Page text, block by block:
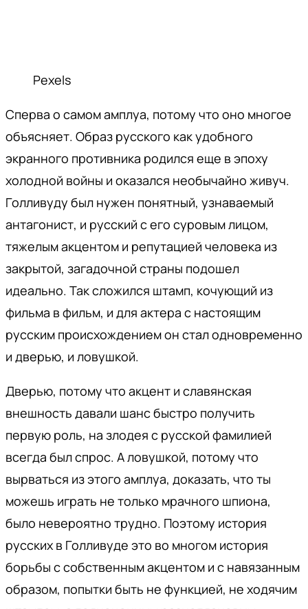
Pexels
Сперва о самом амплуа, потому что оно многое
объясняет. Образ русского как удобного
экранного противника родился еще в эпоху
холодной войны и оказался необычайно живуч.
Голливуду был нужен понятный, узнаваемый
антагонист, и русский с его суровым лицом,
тяжелым акцентом и репутацией человека из
закрытой, загадочной страны подошел
идеально. Так сложился штамп, кочующий из
фильма в фильм, и для актера с настоящим
русским происхождением он стал одновременно
и дверью, и ловушкой.
Дверью, потому что акцент и славянская
внешность давали шанс быстро получить
первую роль, на злодея с русской фамилией
всегда был спрос. А ловушкой, потому что
вырваться из этого амплуа, доказать, что ты
можешь играть не только мрачного шпиона,
было невероятно трудно. Поэтому история
русских в Голливуде это во многом история
борьбы с собственным акцентом и с навязанным
образом, попытки быть не функцией, не ходячим